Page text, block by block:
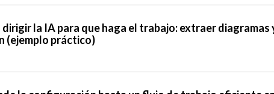
la IA para que haga el trabajo: extraer diagramas
(ejemplo práctico)